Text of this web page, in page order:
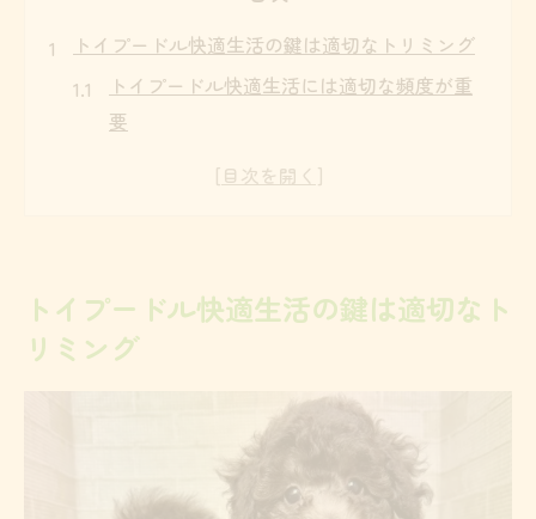
トイプードル快適生活の鍵は適切なトリミング
トイプードル快適生活には適切な頻度が重
要
トイプードルのトリミング頻度と健康維持
トイプードルを美しく保つトリミング頻度
の目安
トイプードルが快適に過ごすための頻度管
毛玉予防ならトイプードルのお手入れ頻度を見
直そう
トイプードル快適生活の鍵は適切なト
リミング